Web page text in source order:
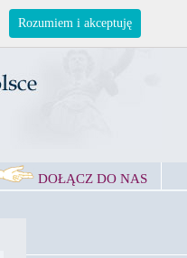
DOŁĄCZ DO NAS
Rozumiem i akceptuję